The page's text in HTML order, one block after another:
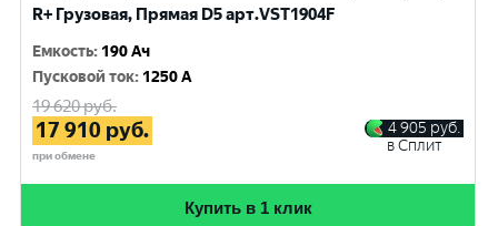
R+ Грузовая, Прямая D5 арт.VST1904F
Емкость: 190 Ач
Пусковой ток: 1250 A
19 620руб.
17 910 руб.
при обмене
4 905 руб.
в Сплит
Купить в 1 клик